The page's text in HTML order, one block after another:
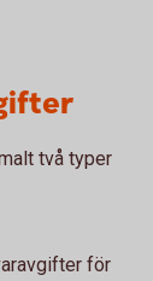
två typer
för